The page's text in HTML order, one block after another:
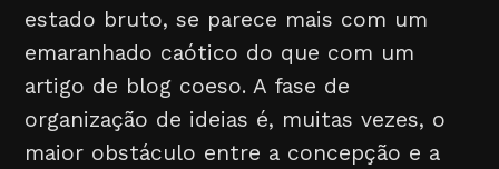
estado bruto, se parece mais com um
emaranhado caótico do que com um
artigo de blog coeso. A fase de
organização de ideias é, muitas vezes, o
maior obstáculo entre a concepção e a